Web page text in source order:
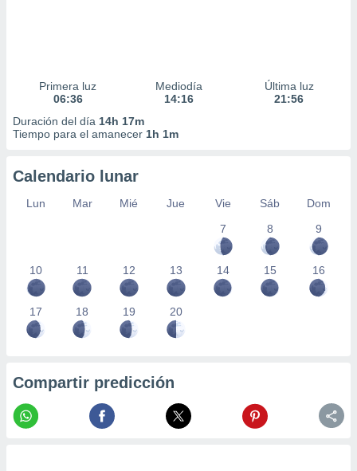
Primera luz
06:36
Mediodía
14:16
Última luz
21:56
Duración del día 14h 17m
Tiempo para el amanecer 1h 1m
Calendario lunar
Lun Mar Mié Jue Vie Sáb
Dom
7
8 9
10 11 12 13 14 15 16
17 18 19 20
Compartir predicción